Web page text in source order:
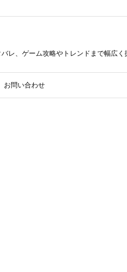
レ、ゲーム攻略やトレンドまで幅広く
お問い合わせ